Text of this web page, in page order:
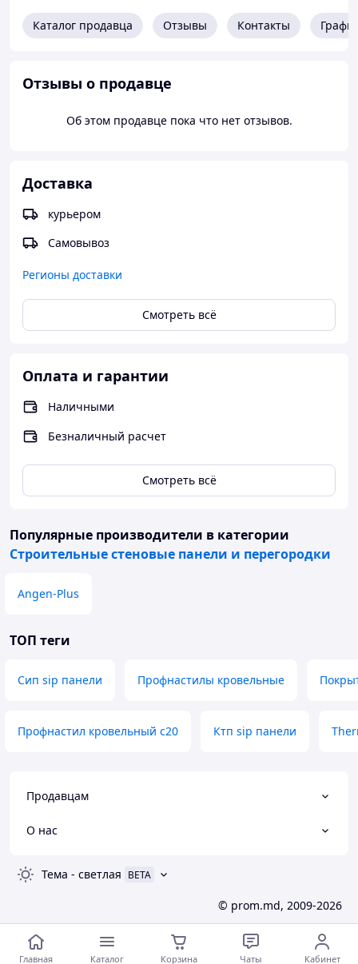
Каталог продавца Отзывы Контакты
Отзывы о продавце
Об этом продавце пока что нет отзывов.
Доставка
курьером
Самовывоз
Регионы доставки
Смотреть всё
Оплата и гарантии
Наличными
Безналичный расчет
Смотреть всё
Популярные производители в категории
Строительные стеновые панели и перегородки
Angen-Plus
ТОП теги
Сип sip панели Профнастилы кровельные
Профнастил кровельный с20 Ктп sip панели
Продавцам
О нас
Тема - светлая BETA
© prom.md, 2009-2026
Главная Каталог Корзина Чаты Кабинет